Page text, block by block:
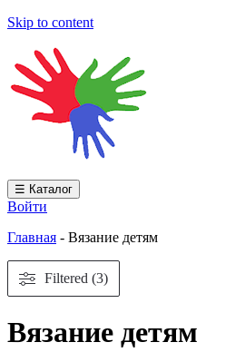
Skip to content
☰ Каталог
Войти
Главная - Вязание детям
Filtered (3)
Вязание детям